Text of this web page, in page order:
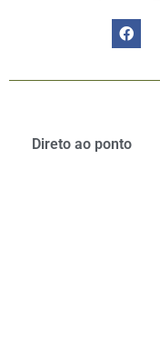
Direto ao ponto